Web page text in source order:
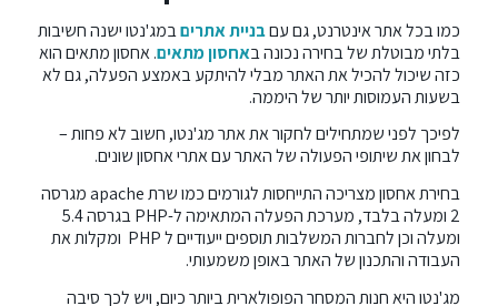
כמו בכל אתר אינטרנט, גם עםבניית אתריםבמג'נטו ישנה חשיבות
בלתי מבוטלת של בחירה נכונה באחסון מתאים. אחסון מתאים הוא
כזה שיכול להכיל את האתר מבלי להיתקע באמצע הפעלה, גם לא
בשעות העמוסות יותר של היממה.
לפיכך לפני שמתחילים לחקור את אתר מג'נטו, חשוב לא פחות –
לבחון את שיתופי הפעולה של האתר עם אתרי אחסון שונים.
בחירת אחסון מצריכה התייחסות לגורמים כמו שרת apache מגרסה
2 ומעלה בלבד, מערכת הפעלה המתאימה ל-PHP בגרסה 5.4
ומעלה וכן לחברות המשלבות תוספים ייעודיים ל PHP ומקלות את
העבודה והתכנון של האתר באופן משמעותי.
מג'נטו היא חנות המסחר הפופולארית ביותר כיום, ויש לכך סיבה